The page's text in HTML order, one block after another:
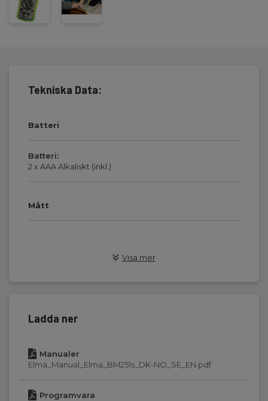
Tekniska Data:
Batteri
Batteri:
2 x AAA Alkaliskt (inkl.)
Mått
App Typ:
Min/max hold:
Min
True RMS:
Visa mer
Ladda ner
Manualer
Elma_Manual_Elma_BM251s_DK-NO_SE_EN.pdf
Programvara